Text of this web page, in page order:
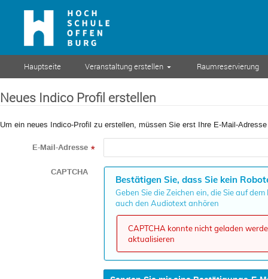
Hauptseite Veranstaltung erstellen Raumreservierung
Neues Indico Profil erstellen
Um ein neues Indico-Profil zu erstellen, müssen Sie erst Ihre E-Mail-
E-Mail-Adresse *
CAPTCHA
Bestätigen Sie, dass Sie kein
Geben Sie die Zeichen ein, die Sie auf
auch den Audiotext anhören
CAPTCHA konnte nicht geladen
aktualisieren